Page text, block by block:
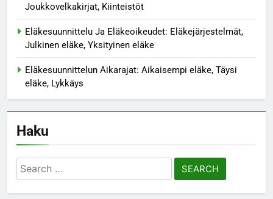
Joukkovelkakirjat, Kiinteistöt
Eläkesuunnittelu Ja Eläkeoikeudet: Eläkejärjestelmät,
Julkinen eläke, Yksityinen eläke
Eläkesuunnittelun Aikarajat: Aikaisempi eläke, Täysi
eläke, Lykkäys
Haku
Search
for: